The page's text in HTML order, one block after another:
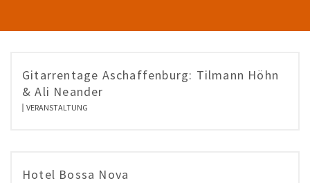
Gitarrentage Aschaffenburg: Tilmann Höhn
& Ali Neander
VERANSTALTUNG
Hotel Bossa Nova